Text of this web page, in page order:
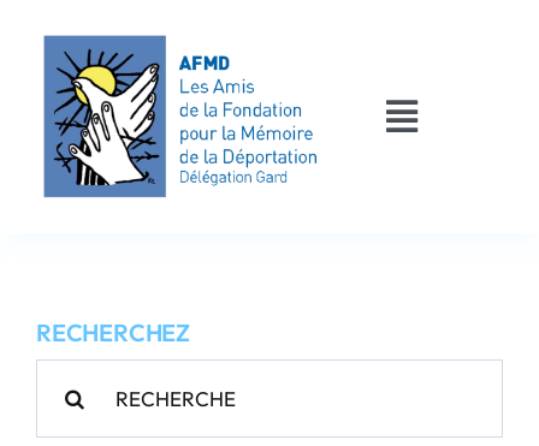
contenu
Toggle
AFMD 30
Les victimes
RECHERCHEZ